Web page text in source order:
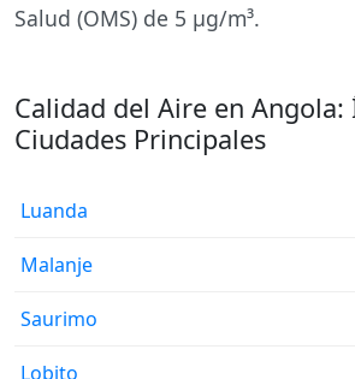
Salud (OMS) de 5 µg/m³.
Calidad del Aire en Angola:
Ciudades Principales
Luanda
Malanje
Saurimo
Lobito